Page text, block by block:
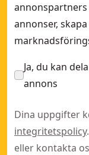
annonser,
Ja, du kan
annons
Dina uppgifter
integritetspolicy
eller kontakta